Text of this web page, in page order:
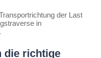
der Last
in
die richtige